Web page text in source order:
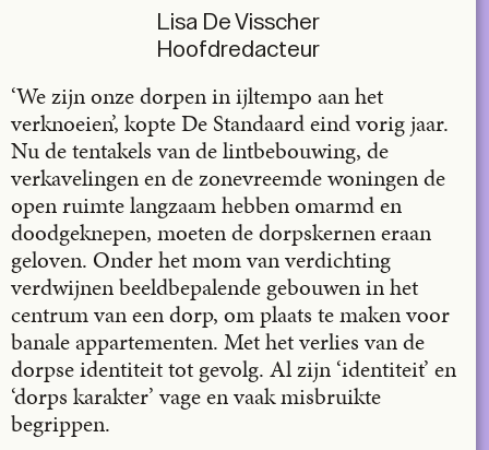
Lisa De Visscher
Hoofdredacteur
‘We zijn onze dorpen in ijltempo aan het
verknoeien’, kopte De Standaard eind vorig jaar.
Nu de tentakels van de lintbebouwing, de
verkavelingen en de zonevreemde woningen de
open ruimte langzaam hebben omarmd en
doodgeknepen, moeten de dorpskernen eraan
geloven. Onder het mom van verdichting
verdwijnen beeldbepalende gebouwen in het
centrum van een dorp, om plaats te maken voor
banale appartementen. Met het verlies van de
dorpse identiteit tot gevolg. Al zijn ‘identiteit’ en
‘dorps karakter’ vage en vaak misbruikte
begrippen.